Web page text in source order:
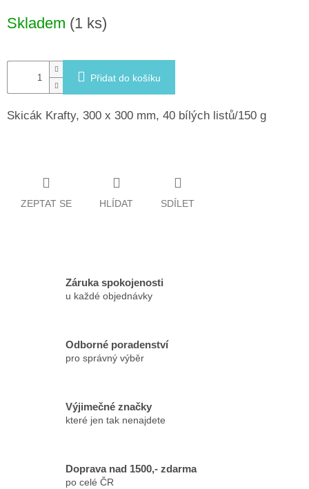
Novinky
Přihlášení
cena:
Skladem (1 ks)
Přidat do košíku
Skicák Krafty, 300 x 300 mm, 40 bílých listů/150 g
ZEPTAT SE HLÍDAT SDÍLET
Záruka spokojenosti
u každé objednávky
Odborné poradenství
pro správný výběr
Výjimečné značky
které jen tak nenajdete
Doprava nad 1500,- zdarma
po celé ČR